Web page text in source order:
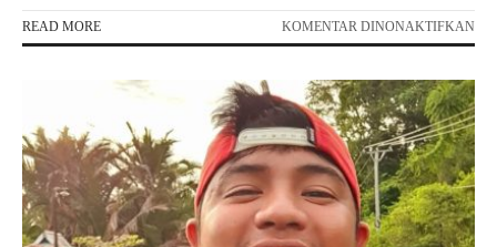
READ MORE KOMENTAR DINONAKTIFKAN
01
–